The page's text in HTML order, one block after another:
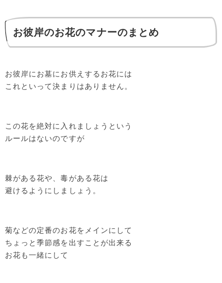
お彼岸のお花のマナーのまとめ
お彼岸にお墓にお供えするお花には
これといって決まりはありません。
この花を絶対に入れましょうという
ルールはないのですが
棘がある花や、毒がある花は
避けるようにしましょう。
菊などの定番のお花をメインにして
ちょっと季節感を出すことが出来る
お花も一緒にして